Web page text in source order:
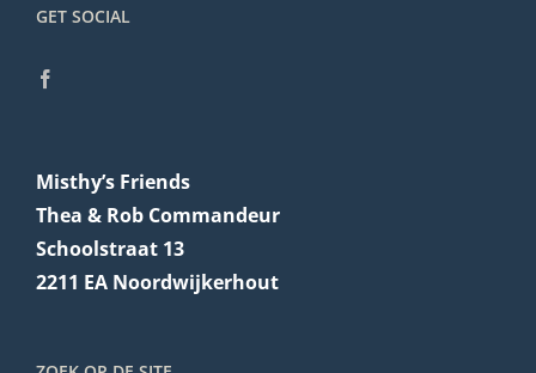
GET SOCIAL
Misthy’s Friends
Thea & Rob Commandeur
Schoolstraat 13
2211 EA Noordwijkerhout